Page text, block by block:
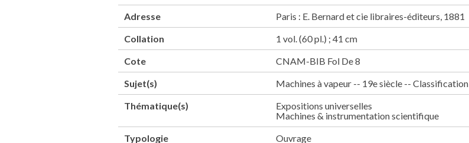
Adresse
Paris : E. Bernard et cie libraires-éditeurs, 1881
Collation
1 vol. (60 pl.) ; 41 cm
Cote
CNAM-BIB Fol De 8
Sujet(s)
Machines à vapeur -- 19e siècle -- Classification
Thématique(s)
Expositions universelles
Machines & instrumentation scientifique
Typologie
Ouvrage